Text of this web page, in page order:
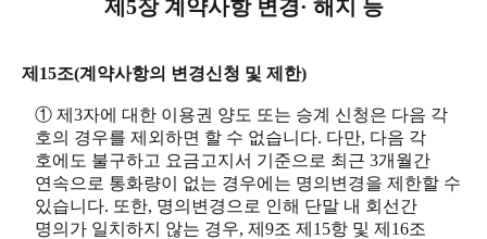
제5장 계약사항 변경· 해지 등
제15조(계약사항의 변경신청 및 제한)
① 제3자에 대한 이용권 양도 또는 승계 신청은 다음 각
호의 경우를 제외하면 할 수 없습니다. 다만, 다음 각
호에도 불구하고 요금고지서 기준으로 최근 3개월간
연속으로 통화량이 없는 경우에는 명의변경을 제한할 수
있습니다. 또한, 명의변경으로 인해 단말 내 회선간
명의가 일치하지 않는 경우, 제9조 제15항 및 제16조